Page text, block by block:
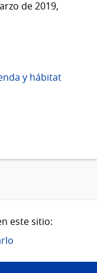
de 2019,
y hábitat
este sitio: